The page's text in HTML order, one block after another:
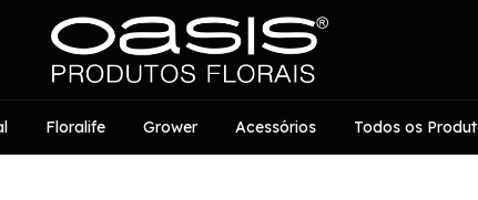
Floralife Grower Acessórios Todos os